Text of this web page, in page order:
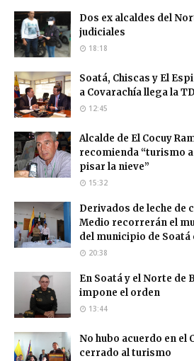
Dos ex alcaldes del
judiciales
18:18
Soatá, Chiscas y El
a Covarachía llega la
12:45
Alcalde de El Cocuy
recomienda “turismo
pisar la nieve”
15:32
Derivados de leche de
Medio recorrerán el
del municipio de Soatá
20:38
En Soatá y el Norte de
impone el orden
13:44
No hubo acuerdo en el
cerrado al turismo